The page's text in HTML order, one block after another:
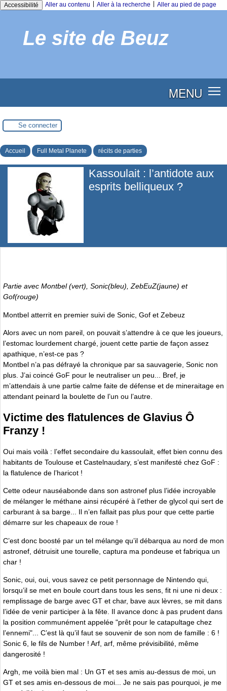
Accessibilité Aller au contenu Aller à la recherche Aller au pied de page
Le site de Beuz
MENU
Se connecter
Accueil Full Metal Planete récits de parties
Kassoulait : l’antidote aux
esprits belliqueux ?
Partie avec Montbel (vert), Sonic(bleu), ZebEuZ(jaune) et
Gof(rouge)
Montbel atterrit en premier suivi de Sonic, Gof et Zebeuz
Alors avec un nom pareil, on pouvait s’attendre à ce que les joueurs,
l’estomac lourdement chargé, jouent cette partie de façon assez
apathique, n’est-ce pas ?
Montbel n’a pas défrayé la chronique par sa sauvagerie, Sonic non
plus. J’ai coincé GoF pour le neutraliser un peu... Bref, je
m’attendais à une partie calme faite de défense et de mineraitage en
attendant peinard la boulette de l’un ou l’autre.
Victime des flatulences de Glavius Ô
Franzy !
Oui mais voilà : l’effet secondaire du kassoulait, effet bien connu des
habitants de Toulouse et Castelnaudary, s’est manifesté chez GoF :
la flatulence de l’haricot !
Cette odeur nauséabonde dans son astronef plus l’idée incroyable
de mélanger le méthane ainsi récupéré à l’ether de glycol qui sert de
carburant à sa barge... Il n’en fallait pas plus pour que cette partie
démarre sur les chapeaux de roue !
C’est donc boosté par un tel mélange qu’il débarqua au nord de mon
astronef, détruisit une tourelle, captura ma pondeuse et fabriqua un
char !
Sonic, oui, oui, vous savez ce petit personnage de Nintendo qui,
lorsqu’il se met en boule court dans tous les sens, fit ni une ni deux :
remplissage de barge avec GT et char, bave aux lèvres, se mit dans
l’idée de venir participer à la fête. Il avance donc à pas prudent dans
la position communément appelée "prêt pour le catapultage chez
l’ennemi"... C’est là qu’il faut se souvenir de son nom de famille : 6 !
Sonic 6, le fils de Number ! Arf, arf, même prévisibilité, même
dangerosité !
Argh, me voilà bien mal : Un GT et ses amis au-dessus de moi, un
GT et ses amis en-dessous de moi... Je ne sais pas pourquoi, je me